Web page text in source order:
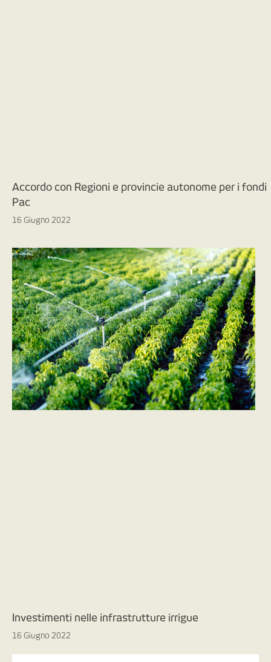
Accordo con Regioni e provincie autonome per i fondi
Pac
16 Giugno 2022
Investimenti nelle infrastrutture irrigue
16 Giugno 2022